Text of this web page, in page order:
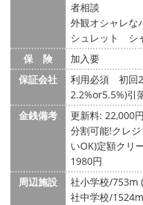
者相談
外観オシャレ
シュレット シ
保 険
加入要
保証会社
利用必須 初回
2.2%or5.5%)引
金銭備考
更新料: 22,000円
分割可能!クレ
いOK)定額クリ
1980円
周辺施設
社小学校/753m
社中学校/